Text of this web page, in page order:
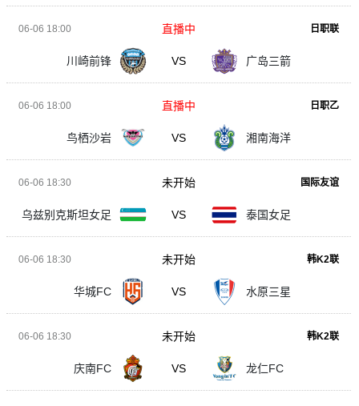
06-06 18:00 日职联
川崎前锋 VS 广岛三箭
直播中
06-06 18:00 日职乙
鸟栖沙岩 VS 湘南海洋
直播中
06-06 18:30 国际友谊
乌兹别克斯坦女足 VS 泰国女足
未开始
06-06 18:30 韩K2联
华城FC VS 水原三星
未开始
06-06 18:30 韩K2联
庆南FC VS 龙仁FC
未开始